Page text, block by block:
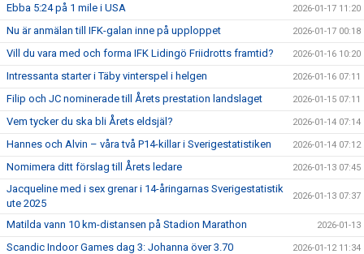
Ebba 5:24 på 1 mile i USA 2026-01-17 11:20
Nu är anmälan till IFK-galan inne på upploppet 2026-01-17 00:18
Vill du vara med och forma IFK Lidingö Friidrotts framtid? 2026-01-16 10:20
Intressanta starter i Täby vinterspel i helgen 2026-01-16 07:11
Filip och JC nominerade till Årets prestation landslaget 2026-01-15 07:11
Vem tycker du ska bli Årets eldsjäl? 2026-01-14 07:14
Hannes och Alvin – våra två P14-killar i Sverigestatistiken 2026-01-14 07:12
Nomimera ditt förslag till Årets ledare 2026-01-13 07:45
Jacqueline med i sex grenar i 14-åringarnas Sverigestatistik
ute 2025
2026-01-13 07:37
Matilda vann 10 km-distansen på Stadion Marathon 2026-01-13
Scandic Indoor Games dag 3: Johanna över 3.70 2026-01-12 11:34